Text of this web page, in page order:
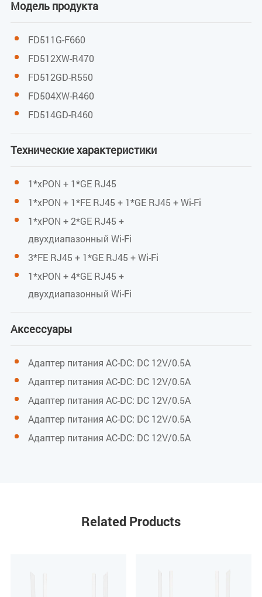
GPON: -8 дБм
Мощность передачи
GPON: 0,5…5 дБм
IEEE 802.11a/n/ac (5 ГГц)
Макс. скорость: 300 Мбит/с (2,4 ГГц)
Макс. скорость: 867 Мбит/с (5 ГГц)
МАКС. мощность передачи 2,4 ГГц: 17 дБм
МАКС. мощность передачи 5 ГГц: 17 дБм
Окружающая среда
Рабочая температура
Рабочая влажность
Модель продукта
FD511G-F660
FD512XW-R470
FD512GD-R550
FD504XW-R460
FD514GD-R460
Технические характеристики
1*xPON + 1*GE RJ45
1*xPON + 1*FE RJ45 + 1*GE RJ45 + Wi-Fi
1*xPON + 2*GE RJ45 +
двухдиапазонный Wi-Fi
3*FE RJ45 + 1*GE RJ45 + Wi-Fi
1*xPON + 4*GE RJ45 +
двухдиапазонный Wi-Fi
Аксессуары
Адаптер питания AC-DC: DC 12V/0.5A
Адаптер питания AC-DC: DC 12V/0.5A
Адаптер питания AC-DC: DC 12V/0.5A
Адаптер питания AC-DC: DC 12V/0.5A
Адаптер питания AC-DC: DC 12V/0.5A
Related Products